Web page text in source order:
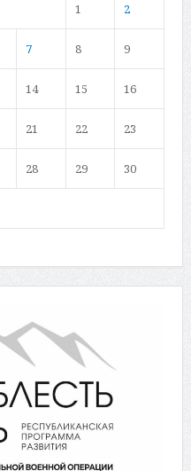
1 2
7 8 9
14 15 16
21 22 23
28 29 30